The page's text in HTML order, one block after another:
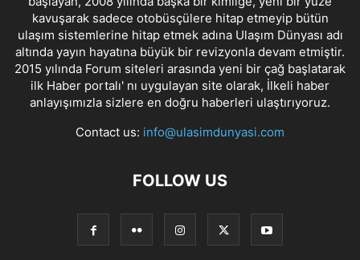
kavuşarak sadece otobüsçülere hitap etmeyip bütün
ulaşım sistemlerine hitap etmek adına Ulaşım Dünyası adı
altında yayın hayatına büyük bir revizyonla devam etmiştir.
2015 yılında Forum siteleri arasında yeni bir çağ başlatarak
ilk Haber portalı' nı uygulayan site olarak, İlkeli haber
anlayışımızla sizlere en doğru haberleri ulaştırıyoruz.
Contact us: info@ulasimdunyasi.com
FOLLOW US